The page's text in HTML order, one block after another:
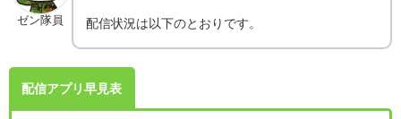
ゼン隊員 配信状況は以下のとおりです。
配信アプリ早見表